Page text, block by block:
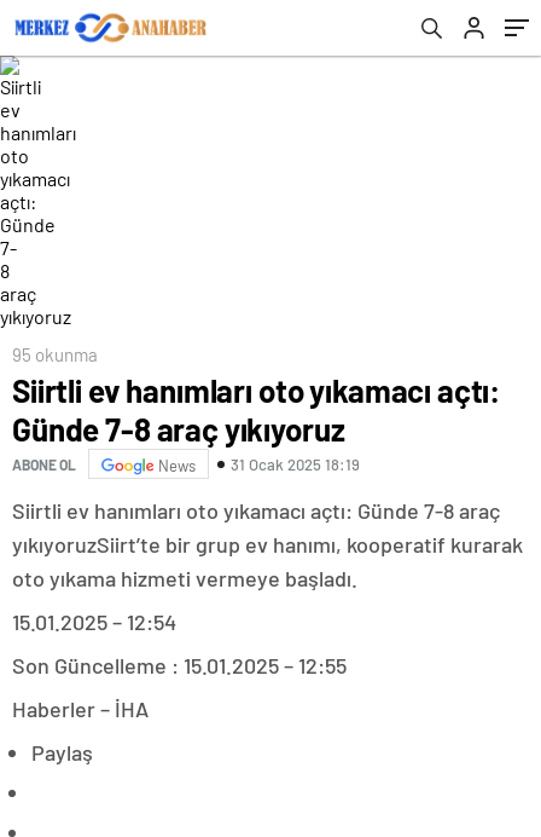
95 okunma
Siirtli ev hanımları oto yıkamacı açtı:
Günde 7-8 araç yıkıyoruz
ABONE OL News 31 Ocak 2025 18:19
Siirtli ev hanımları oto yıkamacı açtı: Günde 7-8 araç
yıkıyoruzSiirt’te bir grup ev hanımı, kooperatif kurarak
oto yıkama hizmeti vermeye başladı.
15.01.2025 – 12:54
Son Güncelleme : 15.01.2025 – 12:55
Haberler – İHA
Paylaş